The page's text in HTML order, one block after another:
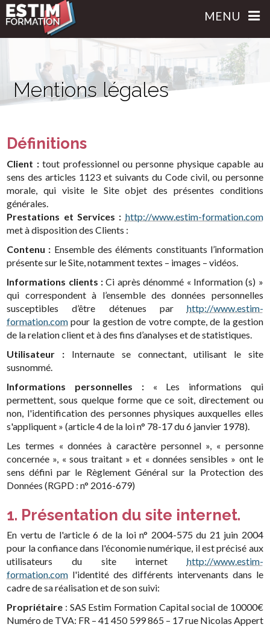
MENU
Mentions légales
Définitions
Client :tout professionnel ou personne physique capable au
sens des articles 1123 et suivants du Code civil, ou personne
morale, qui visite le Site objet des présentes conditions
générales.
Prestations et Services : http://www.estim-formation.com
met à disposition des Clients :
Contenu : Ensemble des éléments constituants l’information
présente sur le Site, notamment textes – images – vidéos.
Informations clients : Ci après dénommé « Information (s) »
qui correspondent à l’ensemble des données personnelles
susceptibles d’être détenues par http://www.estim-
formation.com pour la gestion de votre compte, de la gestion
de la relation client et à des fins d’analyses et de statistiques.
Utilisateur : Internaute se connectant, utilisant le site
susnommé.
Informations personnelles :« Les informations qui
permettent, sous quelque forme que ce soit, directement ou
non, l'identification des personnes physiques auxquelles elles
s'appliquent » (article 4 de la loi n° 78-17 du 6 janvier 1978).
Les termes « données à caractère personnel », « personne
concernée », « sous traitant » et « données sensibles » ont le
sens défini par le Règlement Général sur la Protection des
Données (RGPD : n° 2016-679)
1. Présentation du site internet.
En vertu de l'article 6 de la loi n° 2004-575 du 21 juin 2004
pour la confiance dans l'économie numérique, il est précisé aux
utilisateurs du site internet http://www.estim-
formation.com l'identité des différents intervenants dans le
cadre de sa réalisation et de son suivi:
Propriétaire : SAS Estim Formation Capital social de 10000€
Numéro de TVA: FR – 41 450 599 865 – 17 rue Nicolas Appert